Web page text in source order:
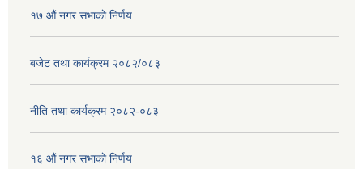
१७ ‌‍औं नगर सभाकाे निर्णय
बजेट तथा कार्यक्रम २०८२/०८३
नीति तथा कार्यक्रम २०८२-०८३
१६ ‌औं नगर सभाकाे निर्णय